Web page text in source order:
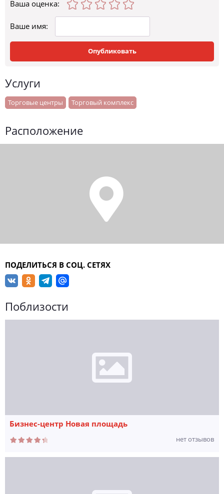
Ваша оценка:
Ваше имя:
Опубликовать
Услуги
Торговые центры Торговый комплекс
Расположение
ПОДЕЛИТЬСЯ В СОЦ. СЕТЯХ
Поблизости
Бизнес-центр Новая площадь
нет отзывов